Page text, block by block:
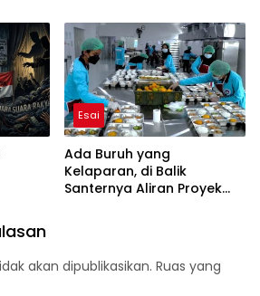
Esai
Ada Buruh yang
Kelaparan, di Balik
Santernya Aliran Proyek
akan dipublikasikan. Ruas yang